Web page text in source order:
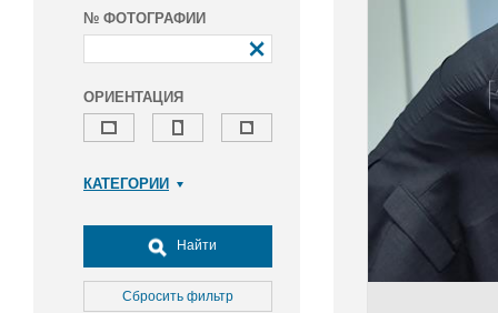
№ ФОТОГРАФИИ
ОРИЕНТАЦИЯ
КАТЕГОРИИ
Досуг, туризм и отдых
Культура
Медицина
Найти
Сбросить фильтр